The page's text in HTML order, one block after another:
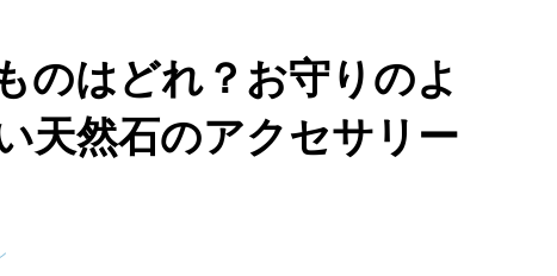
のはどれ？お守りのよ
天然石のアクセサリー